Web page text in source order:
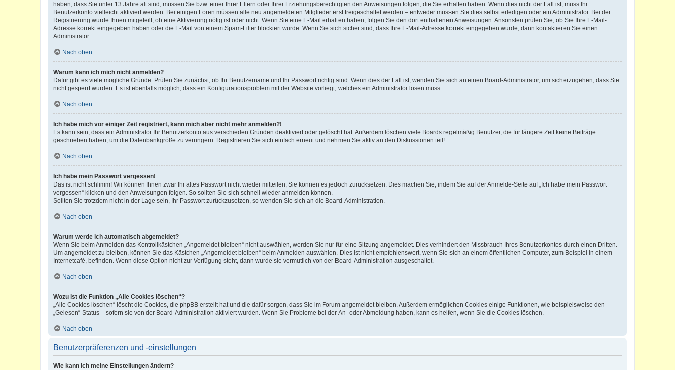
haben, dass Sie unter 13 Jahre alt sind, müssen Sie bzw. einer Ihrer Eltern oder Ihrer Erziehungsberechtigten den Anweisungen folgen, die Sie erhalten haben. Wenn dies nicht der Fall ist, muss Ihr
Benutzerkonto vielleicht aktiviert werden. Bei einigen Foren müssen alle neu angemeldeten Mitglieder erst freigeschaltet werden – entweder müssen Sie dies selbst erledigen oder ein Administrator. Bei der
Registrierung wurde Ihnen mitgeteilt, ob eine Aktivierung nötig ist oder nicht. Wenn Sie eine E-Mail erhalten haben, folgen Sie den dort enthaltenen Anweisungen. Ansonsten prüfen Sie, ob Sie Ihre E-Mail-
Adresse korrekt eingegeben haben oder die E-Mail von einem Spam-Filter blockiert wurde. Wenn Sie sich sicher sind, dass Ihre E-Mail-Adresse korrekt eingegeben wurde, dann kontaktieren Sie einen
Administrator.
Nach oben
Warum kann ich mich nicht anmelden?
Dafür gibt es viele mögliche Gründe. Prüfen Sie zunächst, ob Ihr Benutzername und Ihr Passwort richtig sind. Wenn dies der Fall ist, wenden Sie sich an einen Board-Administrator, um sicherzugehen, dass Sie
nicht gesperrt wurden. Es ist ebenfalls möglich, dass ein Konfigurationsproblem mit der Website vorliegt, welches ein Administrator lösen muss.
Nach oben
Ich habe mich vor einiger Zeit registriert, kann mich aber nicht mehr anmelden?!
Es kann sein, dass ein Administrator Ihr Benutzerkonto aus verschieden Gründen deaktiviert oder gelöscht hat. Außerdem löschen viele Boards regelmäßig Benutzer, die für längere Zeit keine Beiträge
geschrieben haben, um die Datenbankgröße zu verringern. Registrieren Sie sich einfach erneut und nehmen Sie aktiv an den Diskussionen teil!
Nach oben
Ich habe mein Passwort vergessen!
Das ist nicht schlimm! Wir können Ihnen zwar Ihr altes Passwort nicht wieder mitteilen, Sie können es jedoch zurücksetzen. Dies machen Sie, indem Sie auf der Anmelde-Seite auf „Ich habe mein Passwort
vergessen“ klicken und den Anweisungen folgen. So sollten Sie sich schnell wieder anmelden können.
Sollten Sie trotzdem nicht in der Lage sein, Ihr Passwort zurückzusetzen, so wenden Sie sich an die Board-Administration.
Nach oben
Warum werde ich automatisch abgemeldet?
Wenn Sie beim Anmelden das Kontrollkästchen „Angemeldet bleiben“ nicht auswählen, werden Sie nur für eine Sitzung angemeldet. Dies verhindert den Missbrauch Ihres Benutzerkontos durch einen Dritten.
Um angemeldet zu bleiben, können Sie das Kästchen „Angemeldet bleiben“ beim Anmelden auswählen. Dies ist nicht empfehlenswert, wenn Sie sich an einem öffentlichen Computer, zum Beispiel in einem
Internetcafé, befinden. Wenn diese Option nicht zur Verfügung steht, dann wurde sie vermutlich von der Board-Administration ausgeschaltet.
Nach oben
Wozu ist die Funktion „Alle Cookies löschen“?
„Alle Cookies löschen“ löscht die Cookies, die phpBB erstellt hat und die dafür sorgen, dass Sie im Forum angemeldet bleiben. Außerdem ermöglichen Cookies einige Funktionen, wie beispielsweise den
„Gelesen“-Status – sofern sie von der Board-Administration aktiviert wurden. Wenn Sie Probleme bei der An- oder Abmeldung haben, kann es helfen, wenn Sie die Cookies löschen.
Nach oben
Benutzerpräferenzen und -einstellungen
Wie kann ich meine Einstellungen ändern?